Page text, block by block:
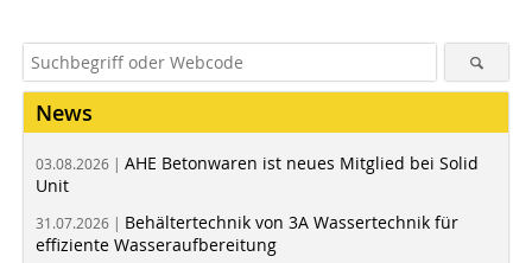
News
03.08.2026 | AHE Betonwaren ist neues Mitglied bei Solid
Unit
31.07.2026 | Behältertechnik von 3A Wassertechnik für
effiziente Wasseraufbereitung